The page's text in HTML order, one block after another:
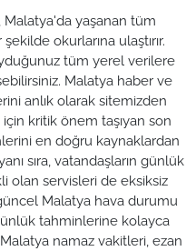
Malatya'da yaşanan tüm
okurlarına ulaştırır.
tüm yerel verilere
Malatya haber ve
anlık olarak sitemizden
kritik önem taşıyan son
en doğru kaynaklardan
sıra, vatandaşların günlük
olan servisleri de eksiksiz
Malatya hava durumu
tahminlerine kolayca
Malatya namaz vakitleri, ezan